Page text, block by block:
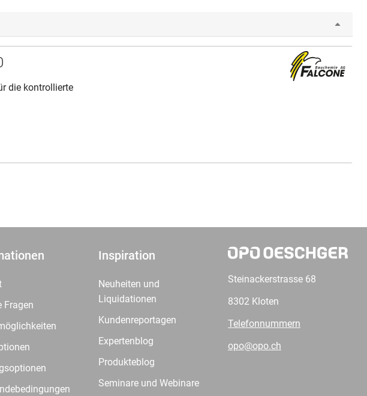
die kontrollierte
Fragen
Inspiration
Neuheiten und
Liquidationen
Kundenreportagen
Expertenblog
Produkteblog
Seminare und Webinare
Steinackerstrasse 68
8302 Kloten
Telefonnummern
opo@opo.ch